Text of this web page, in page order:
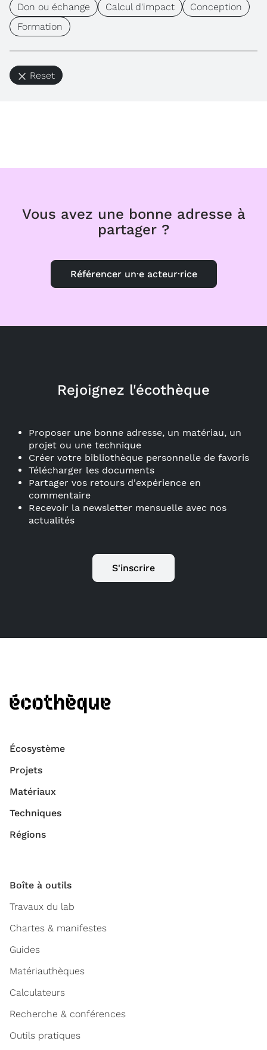
Don ou échange Calcul d'impact
Conception
Formation
Reset
Vous avez une bonne adresse à
partager ?
Référencer un·e acteur·rice
Rejoignez l'écothèque
Proposer une bonne adresse, un matériau, un
projet ou une technique
Créer votre bibliothèque personnelle de favoris
Télécharger les documents
Partager vos retours d'expérience en
commentaire
Recevoir la newsletter mensuelle avec nos
actualités
S'inscrire
Écosystème
Projets
Matériaux
Techniques
Régions
Boîte à outils
Travaux du lab
Chartes & manifestes
Guides
Matériauthèques
Calculateurs
Recherche & conférences
Outils pratiques